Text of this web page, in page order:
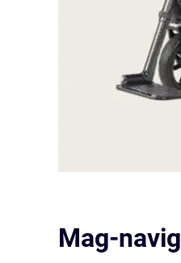
Mag-